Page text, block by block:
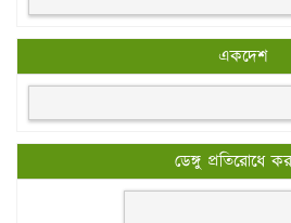
একদেশ
ডেঙ্গু প্রতিরোধে